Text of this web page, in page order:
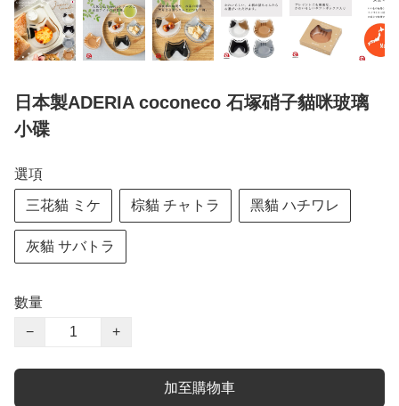
日本製ADERIA coconeco 石塚硝子貓咪玻璃
小碟
選項
三花貓 ミケ 棕貓 チャトラ 黑貓 ハチワレ
灰貓 サバトラ
數量
−
+
加至購物車